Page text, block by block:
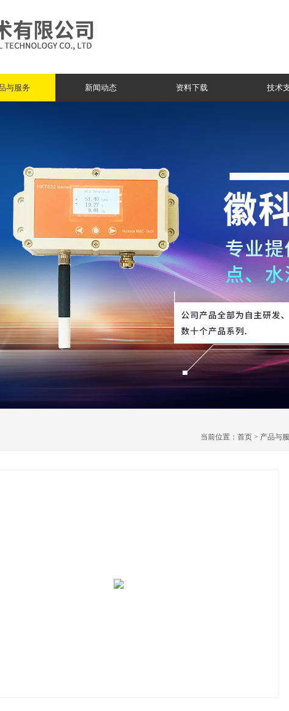
与服务 新闻动态 资料下载 技术
当前位置： 首页 > 产品与